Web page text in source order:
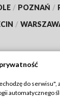
/ POZNAŃ /
/
TVP
do serwisu",
automatycznego